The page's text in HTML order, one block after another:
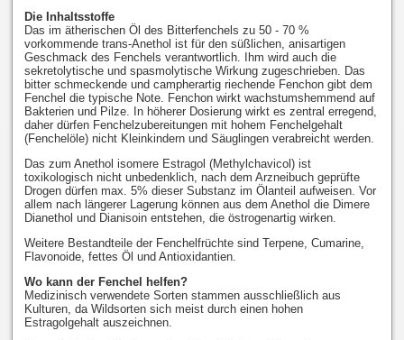
Die Inhaltsstoffe
Das im ätherischen Öl des Bitterfenchels zu 50 - 70 %
vorkommende trans-Anethol ist für den süßlichen, anisartigen
Geschmack des Fenchels verantwortlich. Ihm wird auch die
sekretolytische und spasmolytische Wirkung zugeschrieben. Das
bitter schmeckende und campherartig riechende Fenchon gibt dem
Fenchel die typische Note. Fenchon wirkt wachstumshemmend auf
Bakterien und Pilze. In höherer Dosierung wirkt es zentral erregend,
daher dürfen Fenchelzubereitungen mit hohem Fenchelgehalt
(Fenchelöle) nicht Kleinkindern und Säuglingen verabreicht werden.
Das zum Anethol isomere Estragol (Methylchavicol) ist
toxikologisch nicht unbedenklich, nach dem Arzneibuch geprüfte
Drogen dürfen max. 5% dieser Substanz im Ölanteil aufweisen. Vor
allem nach längerer Lagerung können aus dem Anethol die Dimere
Dianethol und Dianisoin entstehen, die östrogenartig wirken.
Weitere Bestandteile der Fenchelfrüchte sind Terpene, Cumarine,
Flavonoide, fettes Öl und Antioxidantien.
Wo kann der Fenchel helfen?
Medizinisch verwendete Sorten stammen ausschließlich aus
Kulturen, da Wildsorten sich meist durch einen hohen
Estragolgehalt auszeichnen.